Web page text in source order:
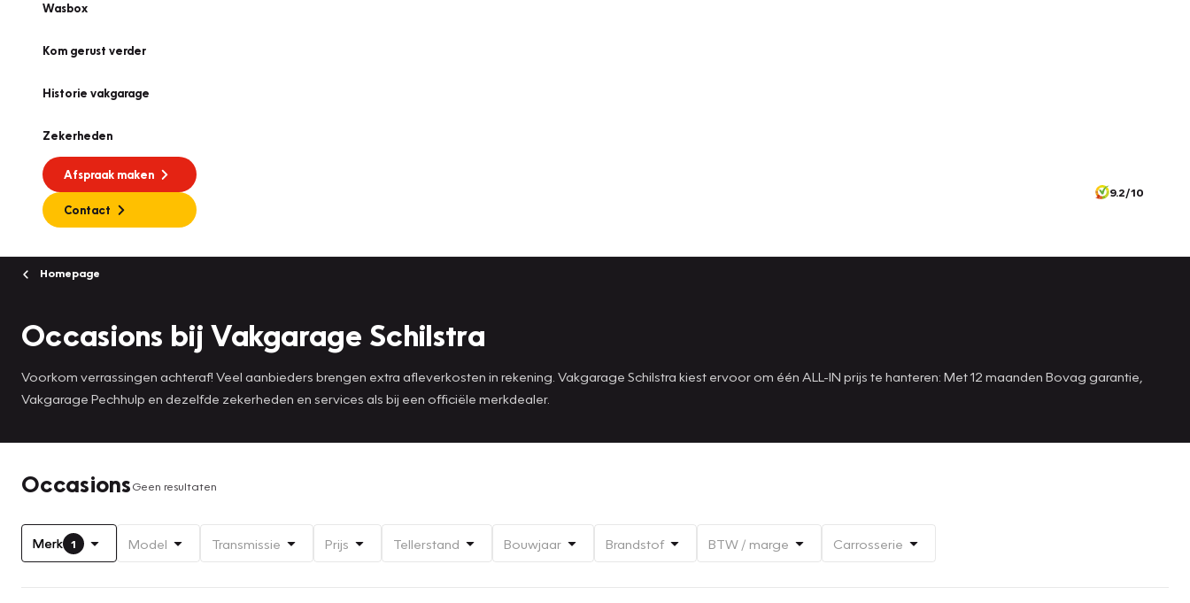
Wasbox
Kom gerust verder
Historie vakgarage
Zekerheden
Afspraak maken
Contact
9.2/10
Homepage
Occasions bij Vakgarage Schilstra
Voorkom verrassingen achteraf! Veel aanbieders brengen extra afleverkosten in rekening. Vakgarage Schilstra kiest ervoor om één ALL-IN prijs te hanteren: Met 12 maanden Bovag garantie,
Vakgarage Pechhulp en dezelfde zekerheden en services als bij een officiële merkdealer.
OccasionsGeen resultaten
Merk 1 Model Transmissie Prijs Tellerstand Bouwjaar Brandstof BTW / marge Carrosserie